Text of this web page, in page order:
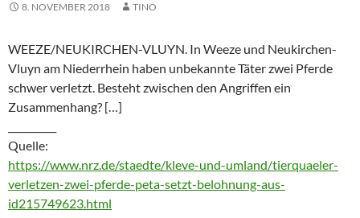
8. NOVEMBER 2018 TINO
WEEZE/NEUKIRCHEN-VLUYN. In Weeze und Neukirchen-
Vluyn am Niederrhein haben unbekannte Täter zwei Pferde
schwer verletzt. Besteht zwischen den Angriffen ein
Zusammenhang? […]
Quelle:
https://www.nrz.de/staedte/kleve-und-umland/tierquaeler-
verletzen-zwei-pferde-peta-setzt-belohnung-aus-
id215749623.html